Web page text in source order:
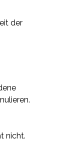
der
nicht.